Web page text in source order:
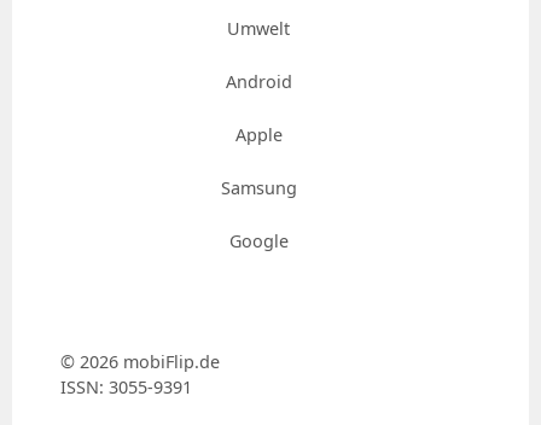
Umwelt
Android
Apple
Samsung
Google
© 2026 mobiFlip.de
ISSN: 3055-9391